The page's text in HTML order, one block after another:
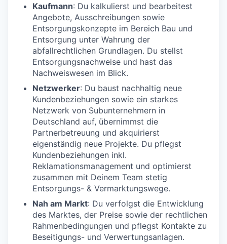
Kaufmann: Du kalkulierst und bearbeitest
Angebote, Ausschreibungen sowie
Entsorgungskonzepte im Bereich Bau und
Entsorgung unter Wahrung der
abfallrechtlichen Grundlagen. Du stellst
Entsorgungsnachweise und hast das
Nachweiswesen im Blick.
Netzwerker: Du baust nachhaltig neue
Kundenbeziehungen sowie ein starkes
Netzwerk von Subunternehmern in
Deutschland auf, übernimmst die
Partnerbetreuung und akquirierst
eigenständig neue Projekte. Du pflegst
Kundenbeziehungen inkl.
Reklamationsmanagement und optimierst
zusammen mit Deinem Team stetig
Entsorgungs- & Vermarktungswege.
Nah am Markt: Du verfolgst die Entwicklung
des Marktes, der Preise sowie der rechtlichen
Rahmenbedingungen und pflegst Kontakte zu
Beseitigungs- und Verwertungsanlagen.